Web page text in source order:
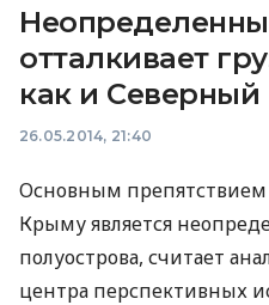
отталкивает
как и Северный
26.05.2014, 21:40
Основным препятствием
Крыму является
полуострова, считает
центра перспективных